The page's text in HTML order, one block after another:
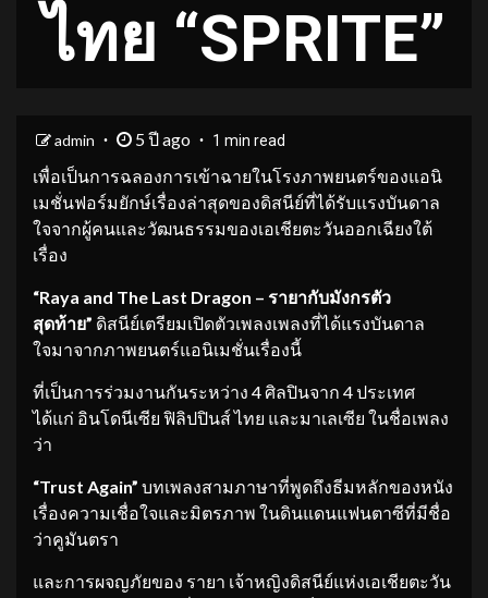
ไทย “SPRITE”
admin 5 ปี ago 1 min read
เพื่อเป็นการฉลองการเข้าฉายในโรงภาพยนตร์ของแอนิ
เมชั่นฟอร์มยักษ์เรื่องล่าสุดของดิสนีย์ที่ได้รับแรงบันดาล
ใจจากผู้คนและวัฒนธรรมของเอเชียตะวันออกเฉียงใต้
เรื่อง
“Raya and The Last Dragon – รายากับมังกรตัว
สุดท้าย” ดิสนีย์เตรียมเปิดตัวเพลงเพลงที่ได้แรงบันดาล
ใจมาจากภาพยนตร์แอนิเมชั่นเรื่องนี้
ที่เป็นการร่วมงานกันระหว่าง 4 ศิลปินจาก 4 ประเทศ
ได้แก่ อินโดนีเซีย ฟิลิปปินส์ ไทย และมาเลเซีย ในชื่อเพลง
ว่า
“Trust Again” บทเพลงสามภาษาที่พูดถึงธีมหลักของหนัง
เรื่องความเชื่อใจและมิตรภาพ ในดินแดนแฟนตาซีที่มีชื่อ
ว่าคูมันตรา
และการผจญภัยของ รายา เจ้าหญิงดิสนีย์แห่งเอเชียตะวัน